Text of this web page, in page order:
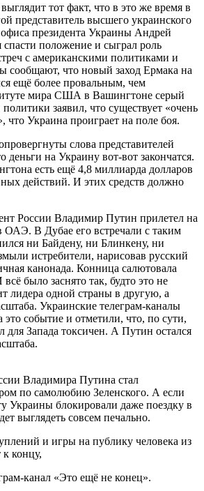
тот факт, что в это же время в
представитель высшего украинского
президента Украины Андрей
положение и сыграл роль
с американскими политиками и
сообщают, что новый заход Ермака на
ещё более провальным, чем
мира США в Вашингтоне серый
заявил, что существует «очень
что Украина проиграет на поле боя.
слова представителей
деньги на Украину вот-вот закончатся.
есть ещё 4,8 миллиарда долларов
действий. И этих средств должно
России Владимир Путин прилетел на
ОАЭ. В Дубае его встречали с таким
ни Байдену, ни Блинкену, ни
истребители, нарисовав русский
канонада. Конница салютовала
было заснято так, будто это не
лидера одной страны в другую, а
Украинские телеграм-каналы
это событие и отметили, что, по сути,
для Запада токсичен. А Путин остался
Владимира Путина стал
по самолюбию Зеленского. А если
Украины блокировали даже поездку в
выглядеть совсем печально.
и игры на публику человека из
к концу,
канал «Это ещё не конец».